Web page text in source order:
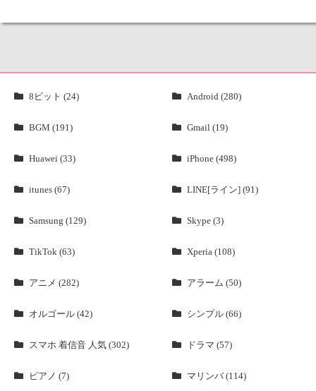
8ビット (24) Android (280)
BGM (191) Gmail (19)
Huawei (33) iPhone (498)
itunes (67) LINE[ライン] (91)
Samsung (129) Skype (3)
TikTok (63) Xperia (108)
アニメ (282) アラーム (50)
オルゴール (42) シンプル (66)
スマホ 着信音 人気 (302) ドラマ (57)
ピアノ (7) マリンバ (114)